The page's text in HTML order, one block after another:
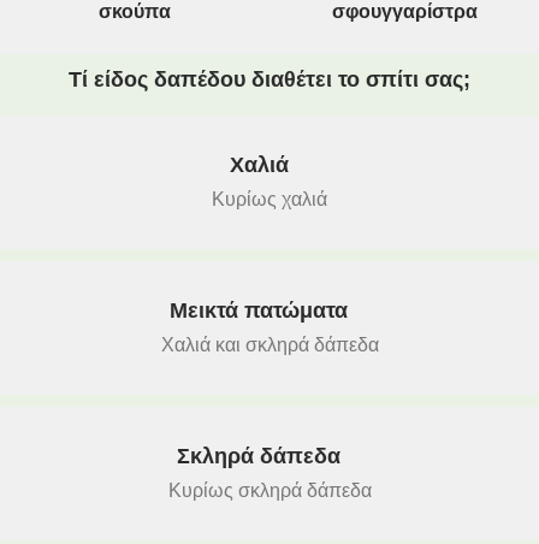
σκούπα
σφουγγαρίστρα
Τί είδος δαπέδου διαθέτει το σπίτι σας;
Χαλιά
Κυρίως χαλιά
Μεικτά πατώματα
Χαλιά και σκληρά δάπεδα
Σκληρά δάπεδα
Κυρίως σκληρά δάπεδα